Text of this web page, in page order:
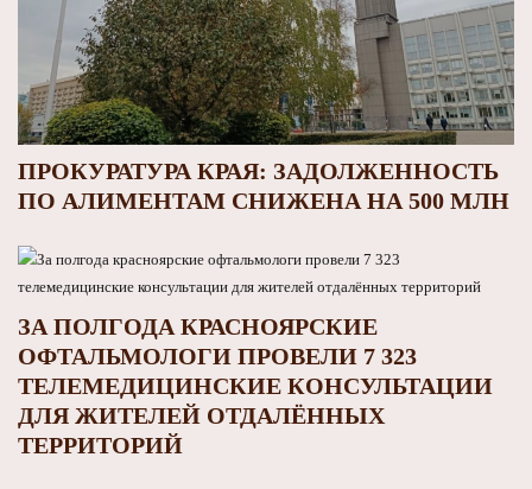
ПРОКУРАТУРА КРАЯ: ЗАДОЛЖЕННОСТЬ
ПО АЛИМЕНТАМ СНИЖЕНА НА 500 МЛН
ЗА ПОЛГОДА КРАСНОЯРСКИЕ
ОФТАЛЬМОЛОГИ ПРОВЕЛИ 7 323
ТЕЛЕМЕДИЦИНСКИЕ КОНСУЛЬТАЦИИ
ДЛЯ ЖИТЕЛЕЙ ОТДАЛЁННЫХ
ТЕРРИТОРИЙ